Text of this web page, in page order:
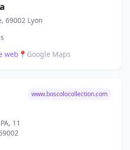
69002 Lyon
web 📍 Google Maps
11
www.boscolocollection.com